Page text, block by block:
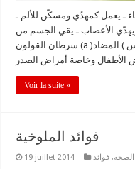
ـ يعمل كمهدّي ومسكّن للألم ـ
الأعصاب ـ يقي الجسم من
سرطان القولون (a )ـ غنيّ بالفيتامينات وخاصة فيتامين وفيتامين( س ) المضاد
وخاصة أمراض الصدر
Voir la suite »
فوائد الملوخية
19 juillet 2014 الصحة, فوائد